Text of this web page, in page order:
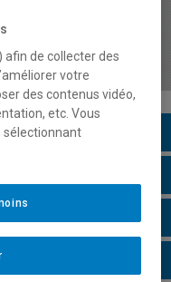
sociale des
afin de collecter des
votre
des contenus vidéo,
etc. Vous
sélectionnant